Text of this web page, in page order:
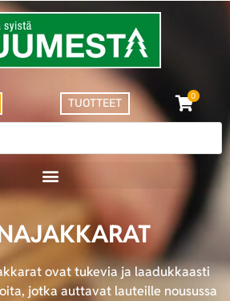
TUOTTEET
0
ovat tukevia ja laadukkaasti
jotka auttavat lauteille nousussa